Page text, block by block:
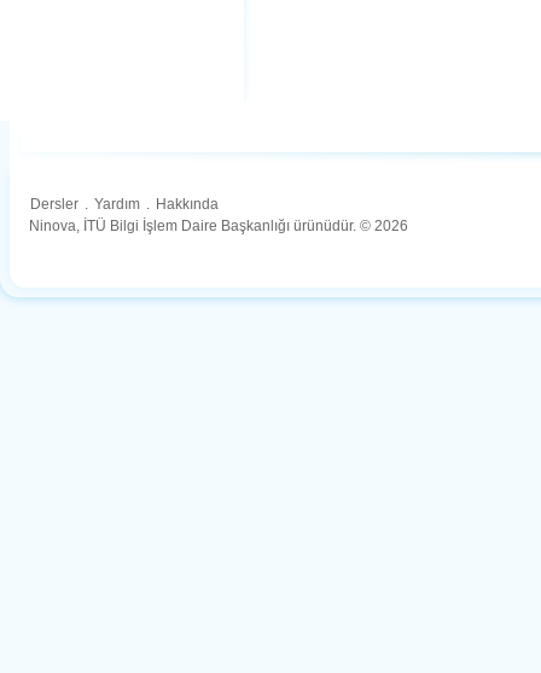
Dersler . Yardım . Hakkında
Ninova, İTÜ Bilgi İşlem Daire Başkanlığı ürünüdür. © 2026